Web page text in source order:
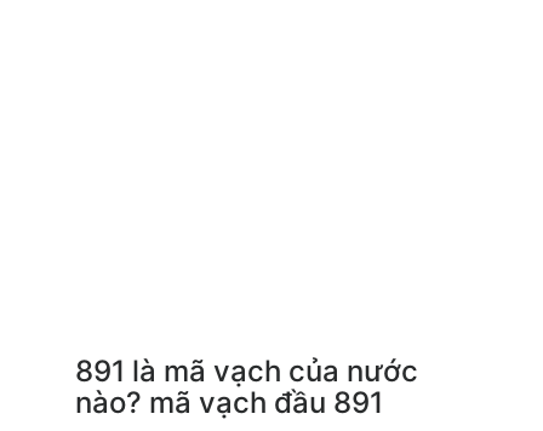
891 là mã vạch của nước
nào? mã vạch đầu 891